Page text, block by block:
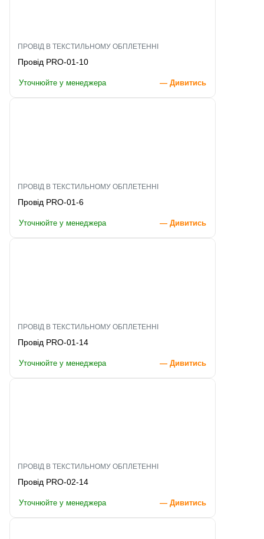
ПРОВІД В ТЕКСТИЛЬНОМУ ОБПЛЕТЕННІ
Провід PRO-01-10
Уточнюйте у менеджера — Дивитись
ПРОВІД В ТЕКСТИЛЬНОМУ ОБПЛЕТЕННІ
Провід PRO-01-6
Уточнюйте у менеджера — Дивитись
ПРОВІД В ТЕКСТИЛЬНОМУ ОБПЛЕТЕННІ
Провід PRO-01-14
Уточнюйте у менеджера — Дивитись
ПРОВІД В ТЕКСТИЛЬНОМУ ОБПЛЕТЕННІ
Провід PRO-02-14
Уточнюйте у менеджера — Дивитись